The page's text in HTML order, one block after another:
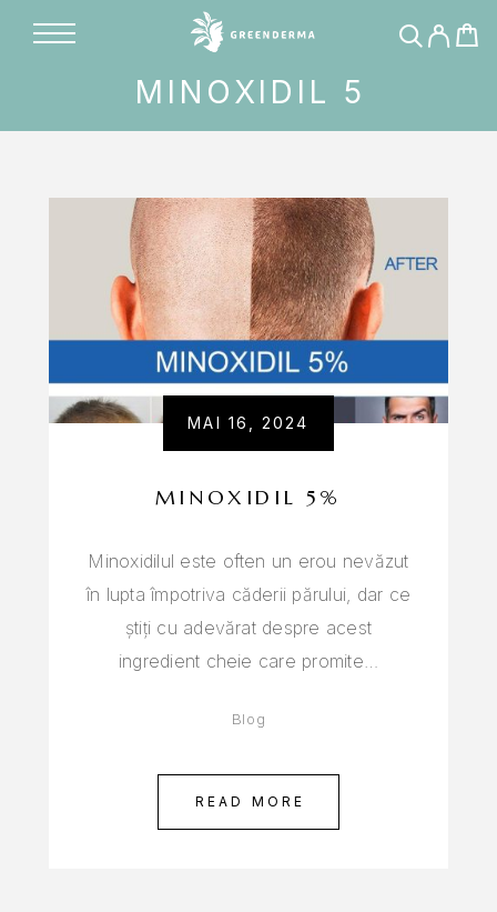
MINOXIDIL 5
MAI 16, 2024
MINOXIDIL 5%
Minoxidilul este often un erou nevăzut
în lupta împotriva căderii părului, dar ce
știți cu adevărat despre acest
ingredient cheie care promite…
Blog
READ MORE